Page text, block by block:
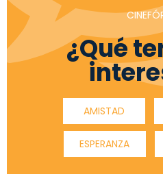
¿Qué
AMISTAD
ESPERANZA